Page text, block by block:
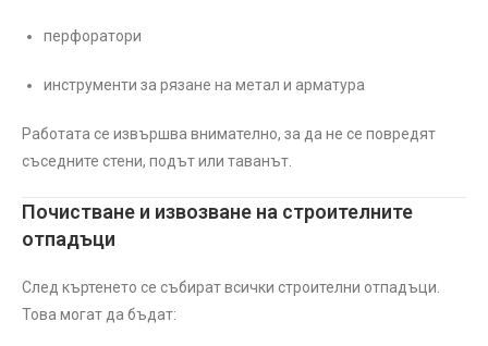
перфоратори
инструменти за рязане на метал и арматура
Работата се извършва внимателно, за да не се повредят
съседните стени, подът или таванът.
Почистване и извозване на строителните
отпадъци
След къртенето се събират всички строителни отпадъци.
Това могат да бъдат: